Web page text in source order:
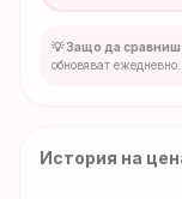
💡 Защо да сравниш
обновяват ежедневно.
История на